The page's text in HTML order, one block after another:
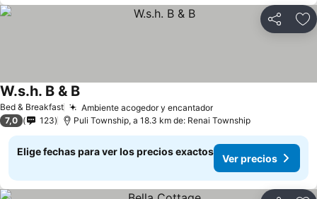
Compartir
Bed & Breakfast Ambiente acogedor y encantadorVer precios
W.s.h. B & BVer precios
7,0 123 Puli Township, a 18.3 km de: Renai Township
Elige fechas para ver los precios exactos
Ver precios